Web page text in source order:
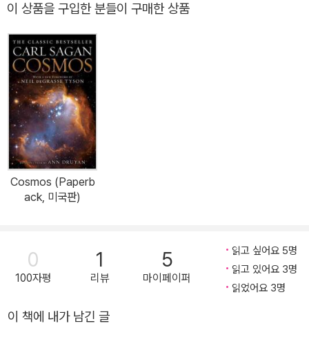
이 상품을 구입한 분들이 구매한 상품
Cosmos (Paperb
ack, 미국판)
0
100자평
1
리뷰
5
마이페이퍼
읽고 싶어요 5명
읽고 있어요 3명
읽었어요 3명
이 책에 내가 남긴 글